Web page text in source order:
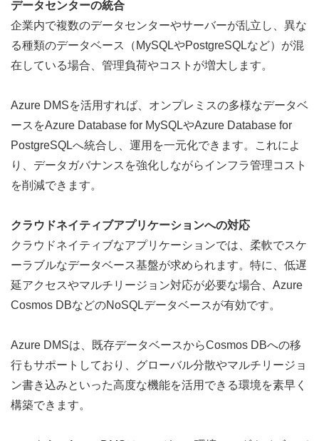
データセンターの統合
企業内で複数のデータセンターやサーバーが乱立し、異な
る種類のデータベース（MySQLやPostgreSQLなど）が混
在している場合、管理負荷やコストが増大します。
Azure DMSを活用すれば、オンプレ ミスの多様なデータベ
ースをAzure Database for MySQLやAzure Database for
PostgreSQLへ統合し、運用を一元化できます。これによ
り、データガバナンスを強化しながらインフラ管理コスト
を削減できます。
クラウドネイティブアプリケーションへの対応
クラウドネイティブなアプリケーションでは、柔軟でスケ
ーラブルなデータベース基盤が求められます。特に、低遅
延アクセスやマルチリージョン対応が必要な場合、Azure
Cosmos DBなどのNoSQLデータベースが有効です。
Azure DMSは、既存データベースからCosmos DBへの移
行もサポートしており、グローバル分散やマルチリージョ
ン書き込みといった高度な機能を活用できる環境を素早く
構築できます。